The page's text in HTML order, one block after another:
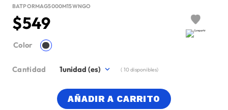
BATPORMAG5000M15WNGO
$549
Color
Cantidad 1 ( 10disponibles)
AÑADIR A CARRITO